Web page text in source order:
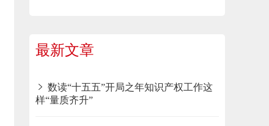
最新文章
数读“十五五”开局之年知识产权工作这
样“量质齐升”